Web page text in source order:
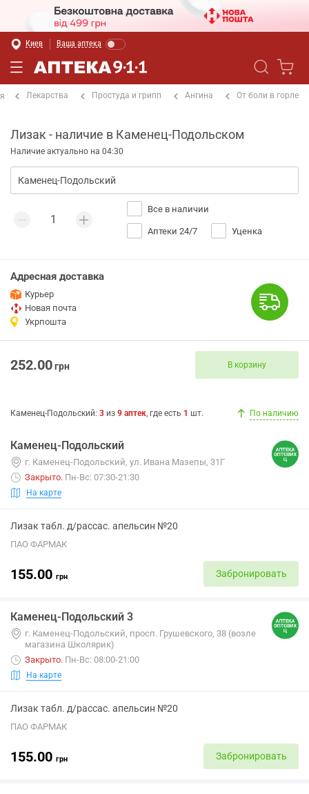
Киев Ваша аптека
Лекарства Простуда и грипп Ангина От боли в горле
Лизак - наличие в Каменец-Подольском
Наличие актуально на 04:30
Все в наличии
Аптеки 24/7 Уценка
Адресная доставка
Курьер
Новая почта
Укрпошта
252.00грн В корзину
Каменец-Подольский: 3 из 9 аптек, где есть 1 шт. По наличию
Каменец-Подольский
г. Каменец-Подольский, ул. Ивана Мазепы, 31Г
Закрыто. Пн-Вс: 07:30-21:30
На карте
Лизак табл. д/рассас. апельсин №20
ПАО ФАРМАК
155.00 грн Забронировать
Каменец-Подольский 3
г. Каменец-Подольский, просп. Грушевского, 38 (возле
магазина Школярик)
Закрыто. Пн-Вс: 08:00-21:00
На карте
Лизак табл. д/рассас. апельсин №20
ПАО ФАРМАК
155.00 грн Забронировать